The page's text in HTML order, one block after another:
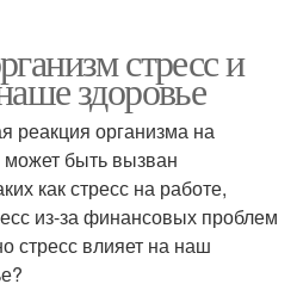
стресс и
здоровье
реакция организма на
быть вызван
как стресс на работе,
из-за финансовых проблем
стресс влияет на наш